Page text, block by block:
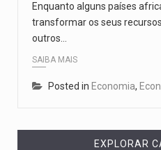
Enquanto alguns países
transformar os seus
outros…
SAIBA MAIS
Posted in Economia,
EXPLORAR